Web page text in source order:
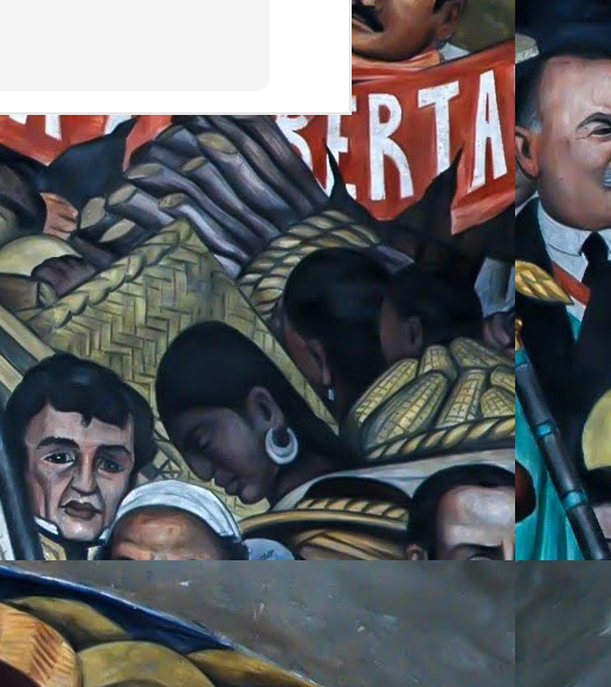
que no recuerdo bien sí era
del palacio de gobierno, en
otros compañeros que como
estudiando periodismo
apoyar al movimiento desde
la organización, quería que
claro, estaba totalmente
la presidencia para cambiar
a un salón en la avenida
la política y de apoyar el
que yo, quería conocer en
y saludó de mano a
hablar en persona, quería
quería ver si no estaba
me confirmó que ese
gustoso de ese evento, y me
combatir la
masiva compra
yo estaba totalmente
y la organización para